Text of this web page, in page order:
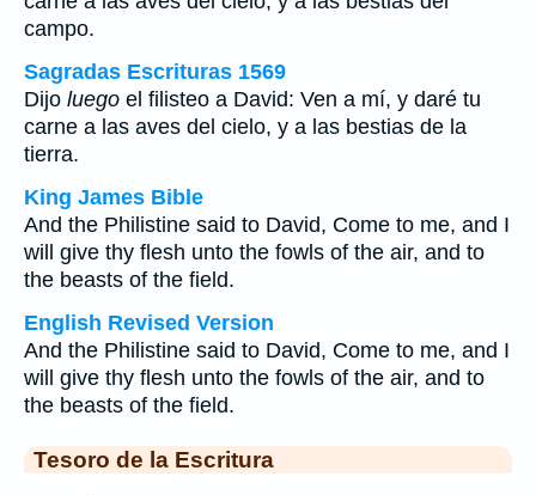
campo.
Sagradas Escrituras 1569
Dijo luego el filisteo a David: Ven a mí, y daré tu
carne a las aves del cielo, y a las bestias de la
tierra.
King James Bible
And the Philistine said to David, Come to me, and I
will give thy flesh unto the fowls of the air, and to
the beasts of the field.
English Revised Version
And the Philistine said to David, Come to me, and I
will give thy flesh unto the fowls of the air, and to
the beasts of the field.
Tesoro de la Escritura